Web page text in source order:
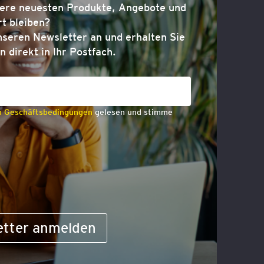
neuesten Produkte, Angebote und
bleiben?
Newsletter an und erhalten Sie
direkt in Ihr Postfach.
Geschäftsbedingungengelesen und stimme
anmelden